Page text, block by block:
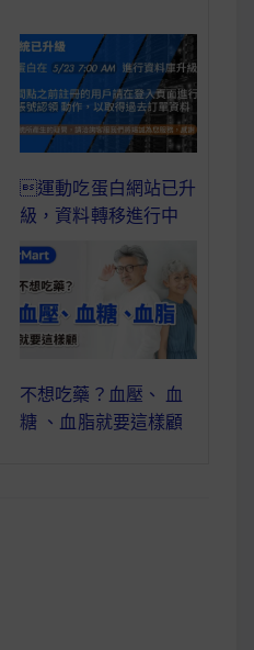
運動吃蛋白網站已升
級，資料轉移進行中
不想吃藥？血壓、 血
糖 、血脂就要這樣顧